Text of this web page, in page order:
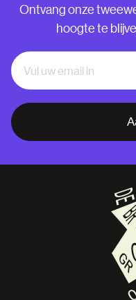
Ontvang onze
hoogte te